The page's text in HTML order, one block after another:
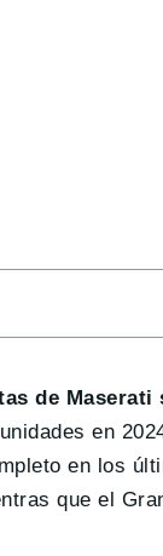
de
en
en los
que el